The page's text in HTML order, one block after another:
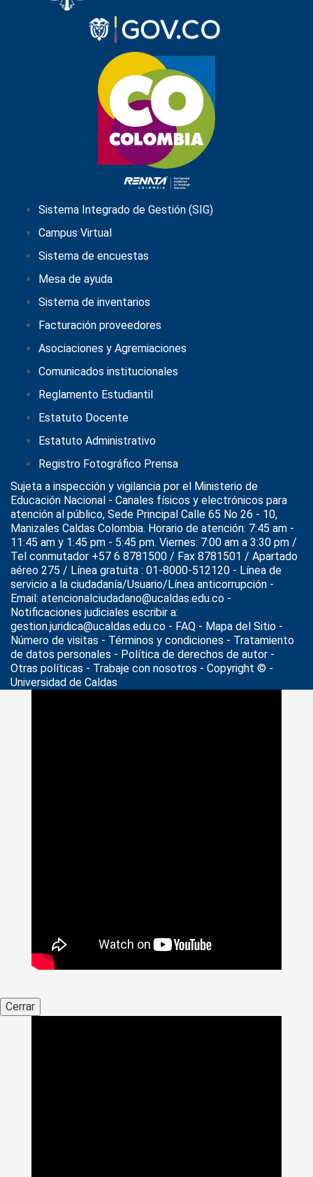
Sistema Integrado de Gestión (SIG)
Campus Virtual
Sistema de encuestas
Mesa de ayuda
Sistema de inventarios
Facturación proveedores
Asociaciones y Agremiaciones
Comunicados institucionales
Reglamento Estudiantil
Estatuto Docente
Estatuto Administrativo
Registro Fotográfico Prensa
Sujeta a inspección y vigilancia por el Ministerio de
Educación Nacional - Canales físicos y electrónicos para
atención al público, Sede Principal Calle 65 No 26 - 10,
Manizales Caldas Colombia. Horario de atención: 7:45 am -
11:45 am y 1:45 pm - 5:45 pm. Viernes: 7:00 am a 3:30 pm /
Tel conmutador +57 6 8781500 / Fax 8781501 / Apartado
aéreo 275 / Línea gratuita : 01-8000-512120 - Línea de
servicio a la ciudadanía/Usuario/Línea anticorrupción -
Email: atencionalciudadano@ucaldas.edu.co -
Notificaciones judiciales escribir a:
gestion.juridica@ucaldas.edu.co - FAQ - Mapa del Sitio -
Número de visitas - Términos y condiciones - Tratamiento
de datos personales - Política de derechos de autor -
Otras políticas - Trabaje con nosotros - Copyright © -
Universidad de Caldas
Cerrar